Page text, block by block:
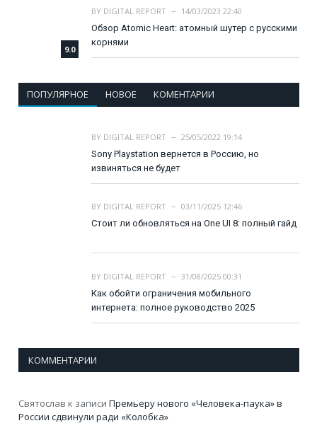
9.0
BY DIGITAL REPORT
14/03/2023 22:40
Обзор Atomic Heart: атомный шутер с русскими
корнями
ПОПУЛЯРНОЕ НОВОЕ КОМЕНТАРИИ
BY DIGITAL REPORT
25/05/2022 19:14
Sony Playstation вернется в Россию, но
извиняться не будет
BY DIGITAL REPORT
03/11/2025 12:46
Стоит ли обновляться на One UI 8: полный гайд
BY DIGITAL REPORT
31/08/2025 00:31
Как обойти ограничения мобильного
интернета: полное руководство 2025
КОММЕНТАРИИ
Святослав к записи Премьеру нового «Человека-паука» в
России сдвинули ради «Колобка»